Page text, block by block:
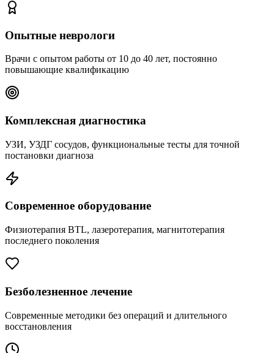
Опытные неврологи
Врачи с опытом работы от 10 до 40 лет, постоянно
повышающие квалификацию
Комплексная диагностика
УЗИ, УЗДГ сосудов, функциональные тесты для точной
постановки диагноза
Современное оборудование
Физиотерапия BTL, лазеротерапия, магнитотерапия
последнего поколения
Безболезненное лечение
Современные методики без операций и длительного
восстановления